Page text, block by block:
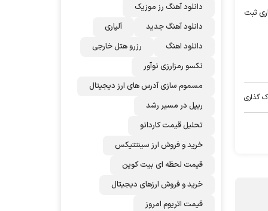
ثبت
گذاری
دانلود آهنگ رز‌ موزیک
دانلود آهنگ جدید
آلپاری
دانلود اهنگ
رزرو هتل خارجی
نکسو رمزارزی نوآور
مسموم سازی آدرس های ارز دیجیتال
ریپل در مسیر رشد
تحلیل قیمت کاردانو
خرید و فروش ارز سینتتیکس
قیمت لحظه ای بیت کوین
خرید و فروش ارزهای دیجیتال
قیمت اتریوم امروز